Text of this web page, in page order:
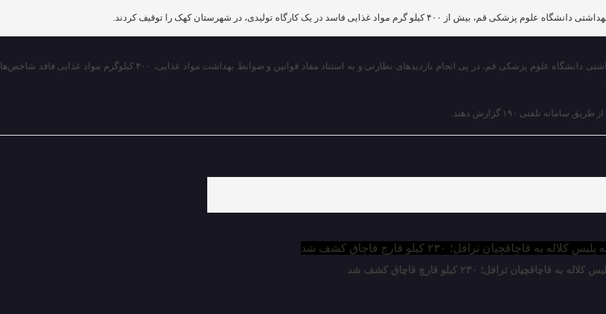
مواد غذایی فاسد در یک کارگاه تولیدی، در شهرستان کهک را توقیف کردند.
قم، در پی انجام بازدیدهای نظارتی و به استناد مفاد قوانین و ضوابط بهداشت مواد غذایی، ۴۰۰ کیلوگرم مواد غذایی فاقد شاخص‌ها
تلفنی ۱۹۰ گزارش دهند.
به قاچاقچیان ترافل؛ ۲۳۰ کیلو قارچ قاچاق کشف شد